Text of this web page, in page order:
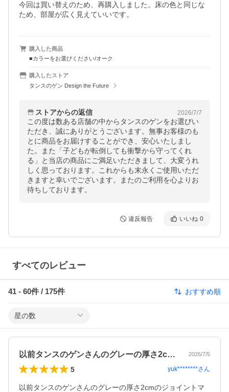
今回は買い替えのため、再購入しました。床の色と同じな
ため、部屋が広く見えていいです。
購入した商品
■カラーをお選びください/オーク
購入したストア
タンスのゲン Design the Future
ストアからの返信 2026/7/7
この度は数ある店舗の中からタンスのゲンをお選びい
ただき、誠にありがとうございます。無事お客様のも
とに商品をお届けすることができ、安心いたしまし
た。また「子どもが転倒しても衝撃から守ってくれ
る」と当店の商品にご満足いただきまして、大変うれ
しく思っております。これからも末永くご使用いただ
きますと幸いでございます。またのご利用を心よりお
待ちしております。
違反報告 いいね 0
すべてのレビュー
41 - 60件 / 175件 おすすめ順
星の数
以前タンスのゲンさんのグレーの厚さ2c… 2026/7/5
5 yuk********さん
以前タンスのゲンさんのグレーの厚さ2cmのジョイントマ